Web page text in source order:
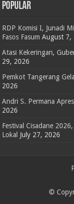
POPULAR
RDP Komisi I, Junadi
Fasos Fasum August 7,
Atasi Kekeringan,
29, 2026
Pemkot Tangerang
2026
Andri S. Permana
2026
Festival Cisadane
Lokal July 27, 2026
©